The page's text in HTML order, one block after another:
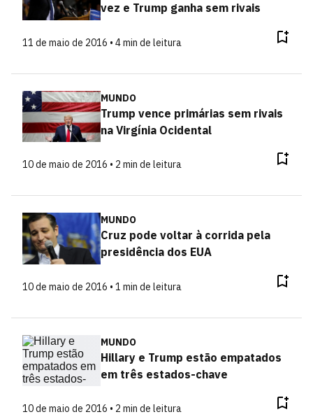
vez e Trump ganha sem rivais
11 de maio de 2016 • 4 min de leitura
MUNDO
Trump vence primárias sem rivais
na Virgínia Ocidental
10 de maio de 2016 • 2 min de leitura
MUNDO
Cruz pode voltar à corrida pela
presidência dos EUA
10 de maio de 2016 • 1 min de leitura
MUNDO
Hillary e Trump estão empatados
em três estados-chave
10 de maio de 2016 • 2 min de leitura